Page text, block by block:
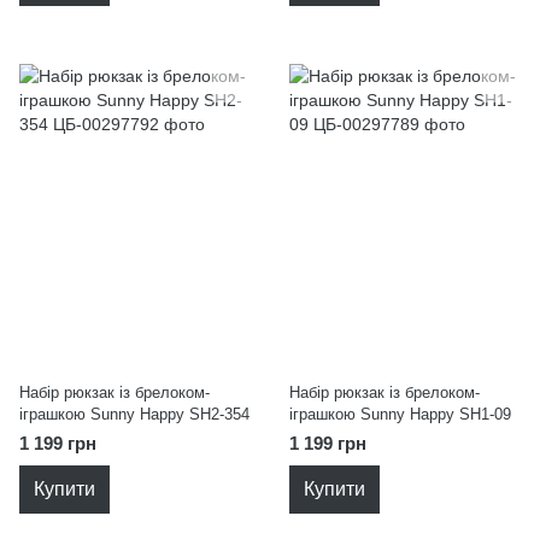
Набір рюкзак із брелоком-
іграшкою Sunny Happy SH2-354
1 199 грн
Купити
Набір рюкзак із брелоком-
іграшкою Sunny Happy SH1-09
1 199 грн
Купити